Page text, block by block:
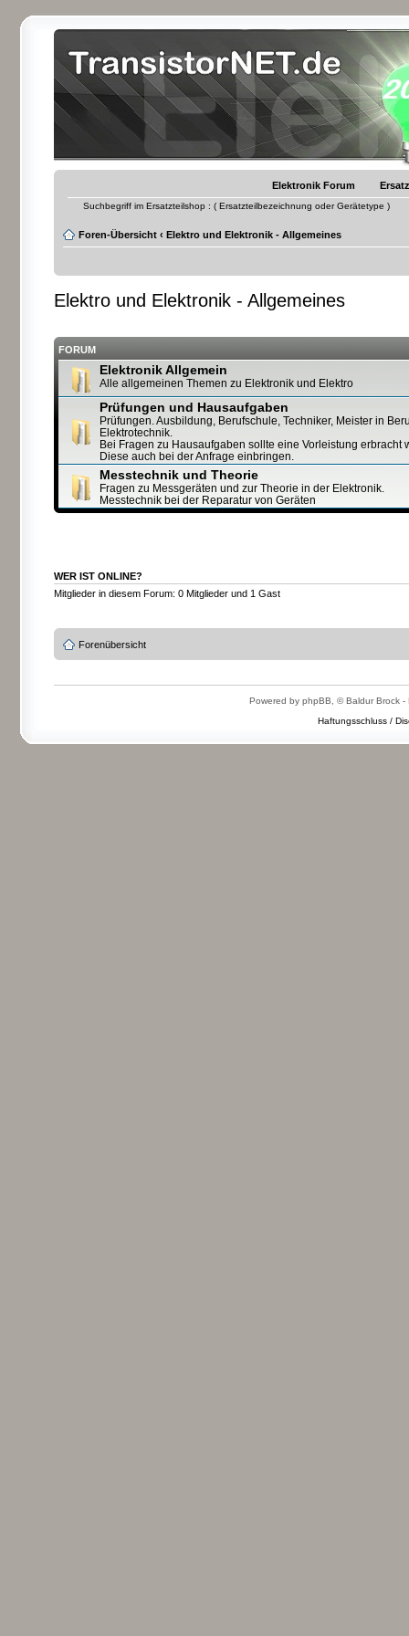
Elektronik Forum
Suchbegriff im Ersatzteilshop : ( Ersatzteilbezeichnung oder Gerätetype )
Foren-Übersicht ‹ Elektro und Elektronik - Allgemeines
Elektro und Elektronik - Allgemeines
FORUM
Elektronik Allgemein
Alle allgemeinen Themen zu Elektronik und Elektro
Prüfungen und Hausaufgaben
Prüfungen. Ausbildung, Berufschule, Techniker, Meister in
Elektrotechnik.
Bei Fragen zu Hausaufgaben sollte eine Vorleistung erbracht
Diese auch bei der Anfrage einbringen.
Messtechnik und Theorie
Fragen zu Messgeräten und zur Theorie in der Elektronik.
Messtechnik bei der Reparatur von Geräten
WER IST ONLINE?
Mitglieder in diesem Forum: 0 Mitglieder und 1 Gast
Forenübersicht
Powered by phpBB, © Baldur Brock -
Haftungsschluss /